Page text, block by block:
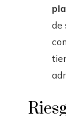
de